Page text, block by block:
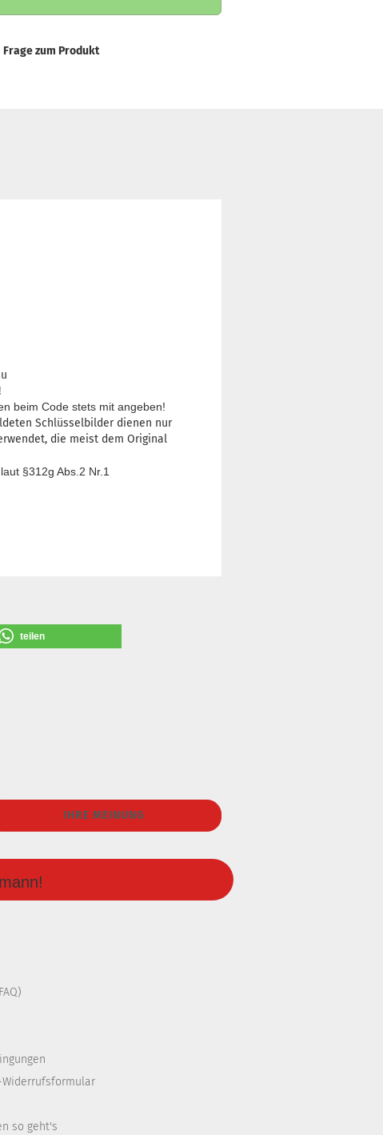
Frage zum Produkt
beim Code stets mit angeben!
Schlüsselbilder dienen nur
die meist dem Original
§312g Abs.2 Nr.1
teilen
IHRE MEINUNG
so geht's